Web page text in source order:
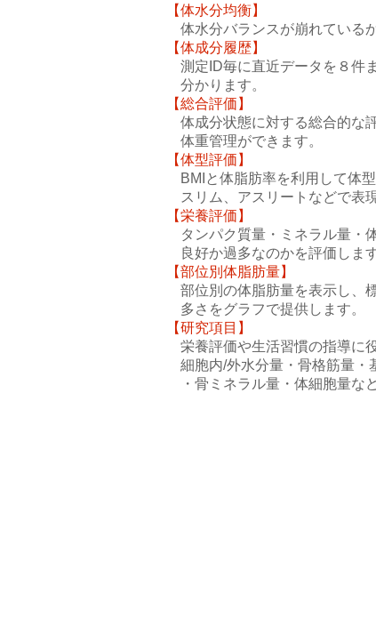
【体水分均衡】
体水分バランスが崩れている
【体成分履歴】
測定ID毎に直近データを８件
分かります。
【総合評価】
体成分状態に対する総合的な
体重管理ができます。
【体型評価】
BMIと体脂肪率を利用して体型
スリム、アスリートなどで表
【栄養評価】
タンパク質量・ミネラル量・
良好か過多なのかを評価しま
【部位別体脂肪量】
部位別の体脂肪量を表示し、
多さをグラフで提供します。
【研究項目】
栄養評価や生活習慣の指導に
細胞内/外水分量・骨格筋量・
・ 骨ミネラル量・体細胞量など